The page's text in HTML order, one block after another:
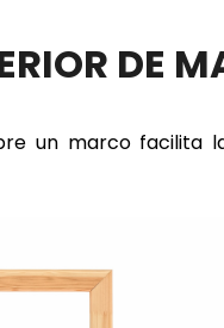
DE
un marco